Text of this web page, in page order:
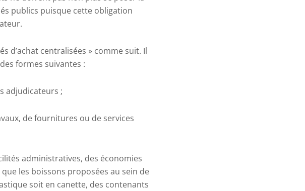
publics puisque cette obligation
d’achat centralisées » comme suit. Il
formes suivantes :
adjudicateurs ;
de fournitures ou de services
administratives, des économies
les boissons proposées au sein de
soit en canette, des contenants